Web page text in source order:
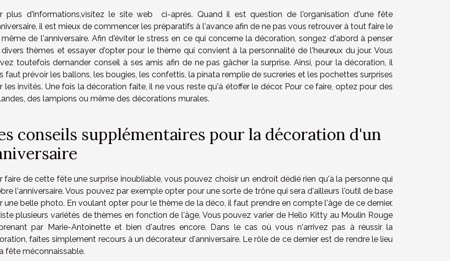
plus d'informations,visitez le site web ci-après. Quand il est question de l'organisation d'une fête
il est mieux de commencer les préparatifs à l'avance afin de ne pas vous retrouver à tout faire le
même de l'anniversaire. Afin d'éviter le stress en ce qui concerne la décoration, songez d'abord à penser
thèmes et essayer d'opter pour le thème qui convient à la personnalité de l'heureux du jour. Vous
toutefois demander conseil à ses amis afin de ne pas gâcher la surprise. Ainsi, pour la décoration, il
faut prévoir les ballons, les bougies, les confettis, la pinata remplie de sucreries et les pochettes surprises
les invités. Une fois la décoration faite, il ne vous reste qu'à étoffer le décor. Pour ce faire, optez pour des
des lampions ou même des décorations murales.
conseils supplémentaires pour la décoration d'un
faire de cette fête une surprise inoubliable, vous pouvez choisir un endroit dédié rien qu'à la personne qui
l'anniversaire. Vous pouvez par exemple opter pour une sorte de trône qui sera d'ailleurs l'outil de base
une belle photo. En voulant opter pour le thème de la déco, il faut prendre en compte l'âge de ce dernier.
plusieurs variétés de thèmes en fonction de l'âge. Vous pouvez varier de Hello Kitty au Moulin Rouge
par Marie-Antoinette et bien d'autres encore. Dans le cas où vous n'arrivez pas à réussir la
faites simplement recours à un décorateur d'anniversaire. Le rôle de ce dernier est de rendre le lieu
fête méconnaissable.